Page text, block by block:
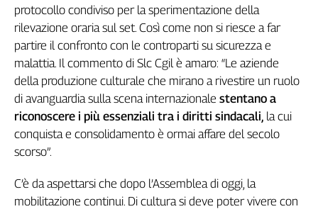
Venezia
Giulia
Lazio
Liguria
Lombardia
Marche
Piemonte
Puglia
Sardegna
Sicilia
Toscana
protocollo condiviso per la sperimentazione della
rilevazione oraria sul set. Così come non si riesce a far
partire il confronto con le controparti su sicurezza e
malattia. Il commento di Slc Cgil è amaro: “Le aziende
della produzione culturale che mirano a rivestire un ruolo
di avanguardia sulla scena internazionale stentano a
riconoscere i più essenziali tra i diritti sindacali, la cui
conquista e consolidamento è ormai affare del secolo
scorso”.
C’è da aspettarsi che dopo l’Assemblea di oggi, la
mobilitazione continui. Di cultura si deve poter vivere con